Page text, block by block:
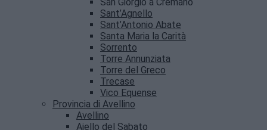
Sant’Agnello
Sant’Antonio Abate
Santa Maria la Carità
Sorrento
Torre Annunziata
Torre del Greco
Trecase
Vico Equense
Provincia di Avellino
Avellino
Aiello del Sabato